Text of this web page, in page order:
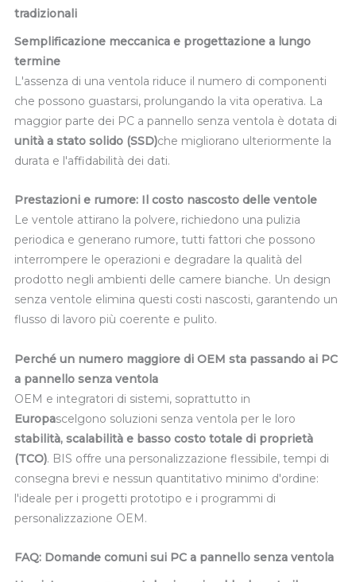
tradizionali
Semplificazione meccanica e progettazione a lungo
termine
L'assenza di una ventola riduce il numero di componenti
che possono guastarsi, prolungando la vita operativa. La
maggior parte dei PC a pannello senza ventola è dotata di
unità a stato solido (SSD)che migliorano ulteriormente la
durata e l'affidabilità dei dati.
Prestazioni e rumore: Il costo nascosto delle ventole
Le ventole attirano la polvere, richiedono una pulizia
periodica e generano rumore, tutti fattori che possono
interrompere le operazioni e degradare la qualità del
prodotto negli ambienti delle camere bianche. Un design
senza ventole elimina questi costi nascosti, garantendo un
flusso di lavoro più coerente e pulito.
Perché un numero maggiore di OEM sta passando ai PC
a pannello senza ventola
OEM e integratori di sistemi, soprattutto in
Europascelgono soluzioni senza ventola per le loro
stabilità, scalabilità e basso costo totale di proprietà
(TCO). BIS offre una personalizzazione flessibile, tempi di
consegna brevi e nessun quantitativo minimo d'ordine:
l'ideale per i progetti prototipo e i programmi di
personalizzazione OEM.
FAQ: Domande comuni sui PC a pannello senza ventola